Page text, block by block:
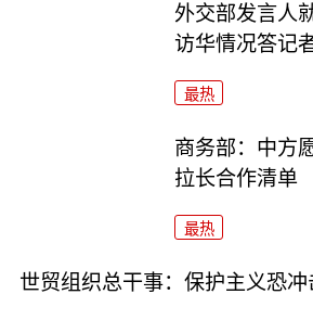
外交部发言人
访华情况答记
最热
商务部：中方
拉长合作清单
最热
世贸组织总干事：保护主义恐